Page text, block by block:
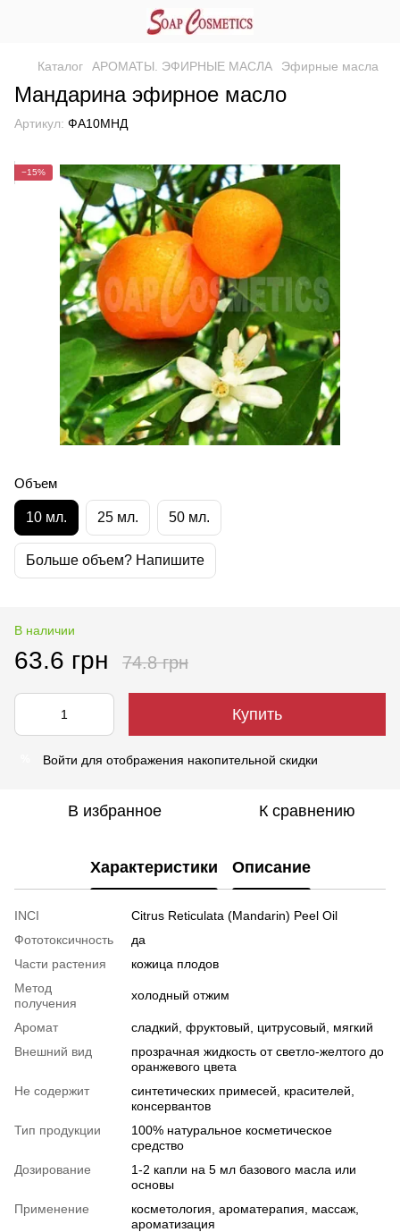
Каталог АРОМАТЫ. ЭФИРНЫЕ МАСЛА Эфирные масла
Мандарина эфирное масло
Артикул: ФА10МНД
−15%
Объем
10 мл. 25 мл. 50 мл.
Больше объем? Напишите
В наличии
63.6 грн 74.8 грн
Купить
Войти для отображения накопительной скидки
В избранное К сравнению
Характеристики Описание
INCI
Citrus Reticulata (Mandarin) Peel Oil
Фототоксичность
да
Части растения
кожица плодов
Метод
получения
холодный отжим
Аромат
сладкий, фруктовый, цитрусовый, мягкий
Внешний вид
прозрачная жидкость от светло-желтого до
оранжевого цвета
Не содержит
синтетических примесей, красителей,
консервантов
Тип продукции
100% натуральное косметическое
средство
Дозирование
1-2 капли на 5 мл базового масла или
основы
Применение
косметология, ароматерапия, массаж,
ароматизация